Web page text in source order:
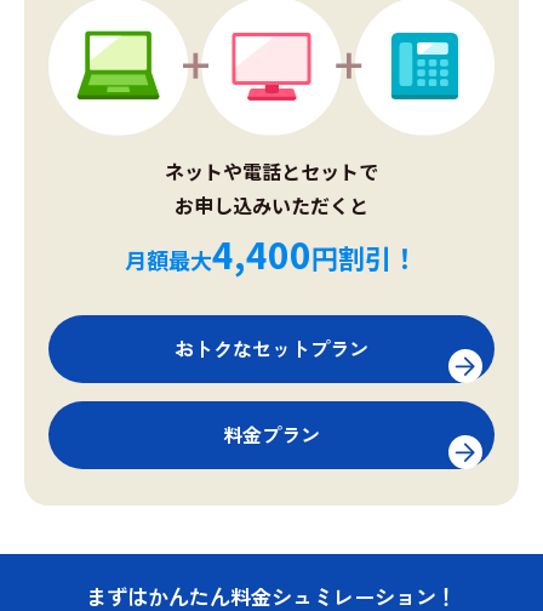
ネットや電話とセットで
お申し込みいただくと
月額最大4,400円割引！
おトクなセットプラン
料金プラン
まずはかんたん料金シュミレーション！